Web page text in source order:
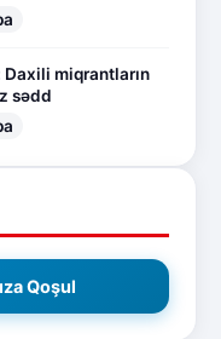
Daxili miqrantların
sədd
Qoşul